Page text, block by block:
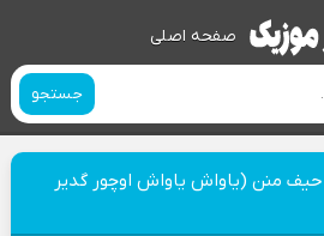
صفحه اصلی
جستجو
منن (یاواش یاواش اوچور گدیر